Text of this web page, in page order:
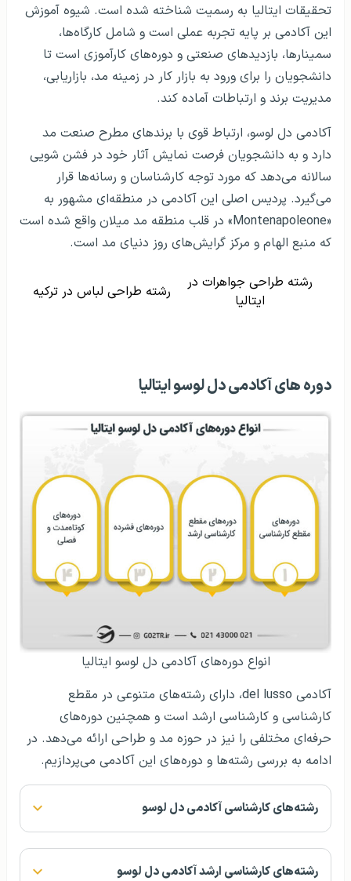
تحقیقات ایتالیا به رسمیت شناخته شده است. شیوه آموزش
این آکادمی بر پایه تجربه عملی است و شامل کارگاه‌ها،
سمینارها، بازدیدهای صنعتی و دوره‌های کارآموزی است تا
دانشجویان را برای ورود به بازار کار در زمینه مد، بازاریابی،
مدیریت برند و ارتباطات آماده کند.
آکادمی دل لوسو، ارتباط قوی با برندهای مطرح صنعت مد
دارد و به دانشجویان فرصت نمایش آثار خود در فشن شویی
سالانه می‌دهد که مورد توجه کارشناسان و رسانه‌ها قرار
می‌گیرد. پردیس اصلی این آکادمی در منطقه‌ای مشهور به
«Montenapoleone» در قلب منطقه مد میلان واقع شده است
که منبع الهام و مرکز گرایش‌های روز دنیای مد است.
رشته طراحی جواهرات در
ایتالیا
رشته طراحی لباس در ترکیه
دوره های آکادمی دل لوسو ایتالیا
انواع دوره‌های آکادمی دل لوسو ایتالیا
آکادمی del lusso، دارای رشته‌های متنوعی در مقطع
کارشناسی و کارشناسی ارشد است و همچنین دور‌ه‌های
حرفه‌ای مختلفی را نیز در حوزه مد و طراحی ارائه می‌دهد. در
ادامه به بررسی رشته‌ها و دوره‌های این آکادمی می‌پردازیم.
رشته‌های کارشناسی آکادمی دل لوسو
رشته‌های کارشناسی ارشد آکادمی دل لوسو